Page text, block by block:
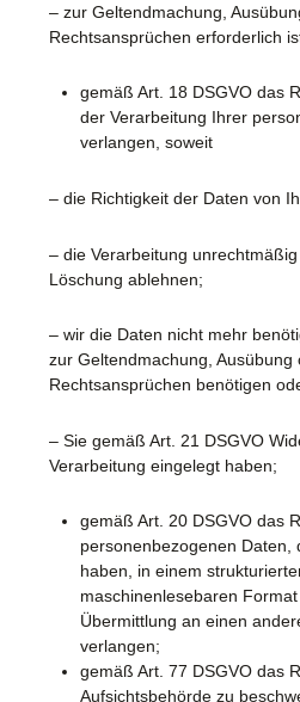
– zur Geltendmachung,
Rechtsansprüchen erforderlich
gemäß Art. 18 DSGVO das
der Verarbeitung Ihrer
verlangen, soweit
– die Richtigkeit der Daten von
– die Verarbeitung
Löschung ablehnen;
– wir die Daten nicht mehr
zur Geltendmachung, Ausübung
Rechtsansprüchen benötigen
– Sie gemäß Art. 21 DSGVO
Verarbeitung eingelegt haben;
gemäß Art. 20 DSGVO das
personenbezogenen Daten,
haben, in einem
maschinenlesebaren
Übermittlung an einen
verlangen;
gemäß Art. 77 DSGVO das
Aufsichtsbehörde zu